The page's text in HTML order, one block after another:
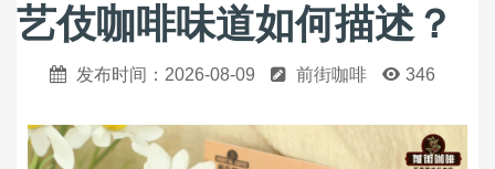
艺伎咖啡味道如何描述？
发布时间：2026-08-09 前街咖啡 346